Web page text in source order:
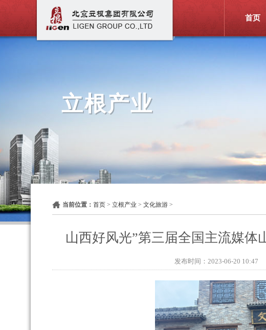
首页
立根产业
当前位置： 首页 > 立根产业 > 文化旅游 >
山西好风光”第三届全国主流媒体
发布时间：2023-06-20 10:47